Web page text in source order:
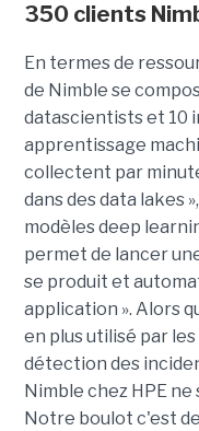
350 clients
En termes de
de Nimble se
datascientists et 10
apprentissage
collectent par
dans des data lakes
modèles deep
permet de lancer
se produit et
application ». Alors
en plus utilisé par
détection des
Nimble chez HPE
Notre boulot c'est